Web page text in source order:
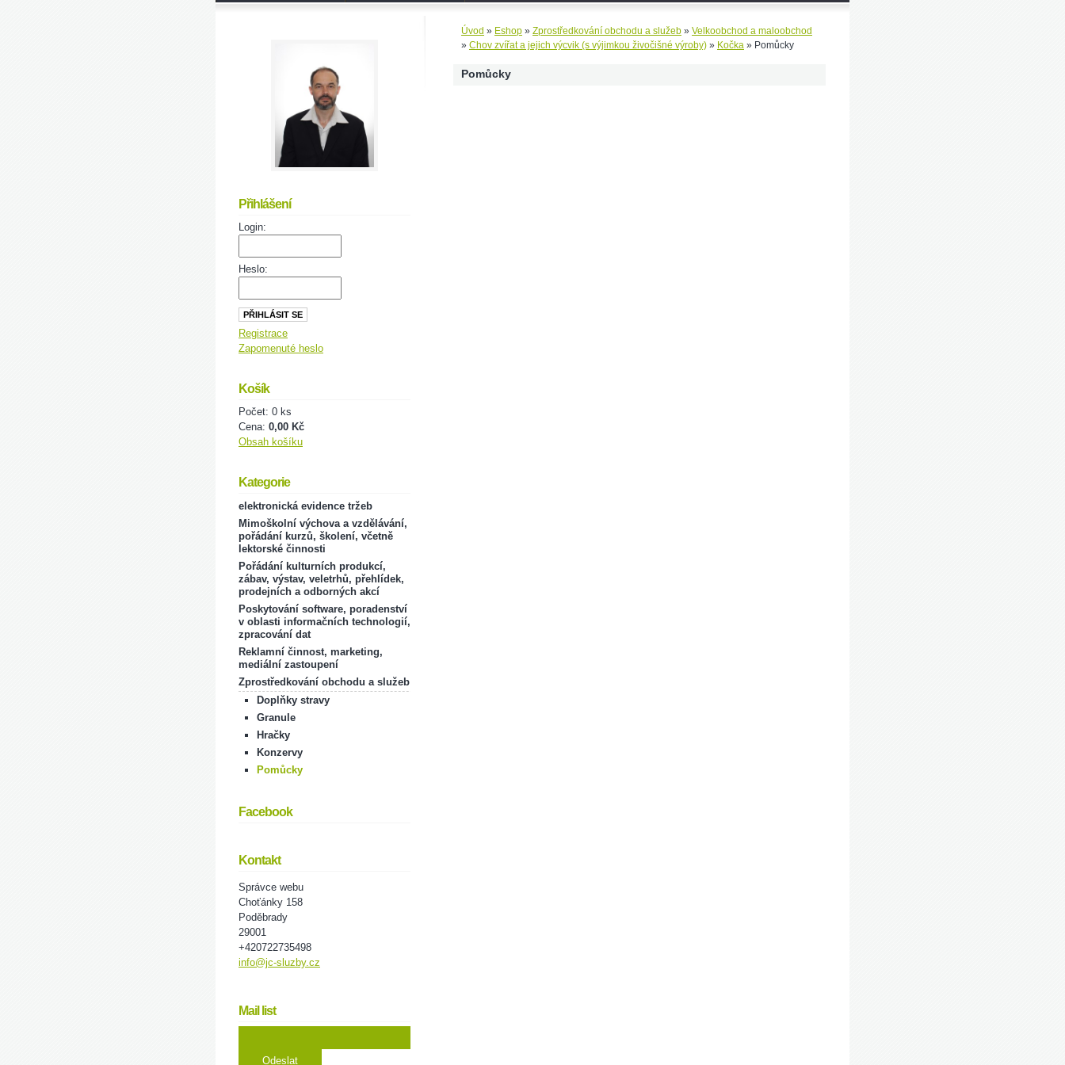
Úvod » Eshop » Zprostředkování obchodu a služeb » Velkoobchod a maloobchod
» Chov zvířat a jejich výcvik (s výjimkou živočišné výroby) » Kočka » Pomůcky
Pomůcky
Přihlášení
Login:
Heslo:
Registrace
Zapomenuté heslo
Košík
Počet: 0 ks
Cena: 0,00 Kč
Obsah košíku
Kategorie
elektronická evidence tržeb
Mimoškolní výchova a vzdělávání,
pořádání kurzů, školení, včetně
lektorské činnosti
Pořádání kulturních produkcí,
zábav, výstav, veletrhů, přehlídek,
prodejních a odborných akcí
Poskytování software, poradenství
v oblasti informačních technologií,
zpracování dat
Reklamní činnost, marketing,
mediální zastoupení
Zprostředkování obchodu a služeb
Doplňky stravy
Granule
Hračky
Konzervy
Pomůcky
Facebook
Kontakt
Správce webu
Choťánky 158
Poděbrady
29001
+420722735498
info@jc-sluzby.cz
Mail list